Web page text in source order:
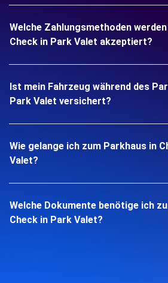
Welche Zahlungsmethoden
Check in Park Valet akzeptiert?
Ist mein Fahrzeug während des
Park Valet versichert?
Wie gelange ich zum Parkhaus in
Valet?
Welche Dokumente benötige ich
Check in Park Valet?